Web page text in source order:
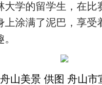
大学的留学生，在比
上涂满了泥巴，享受
舟山美景 供图 舟山市